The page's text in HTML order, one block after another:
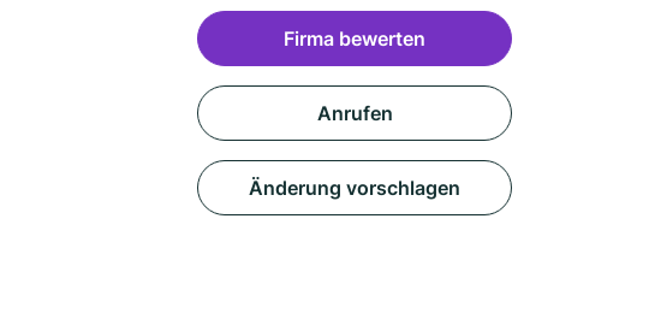
Firma bewerten
Anrufen
Änderung vorschlagen